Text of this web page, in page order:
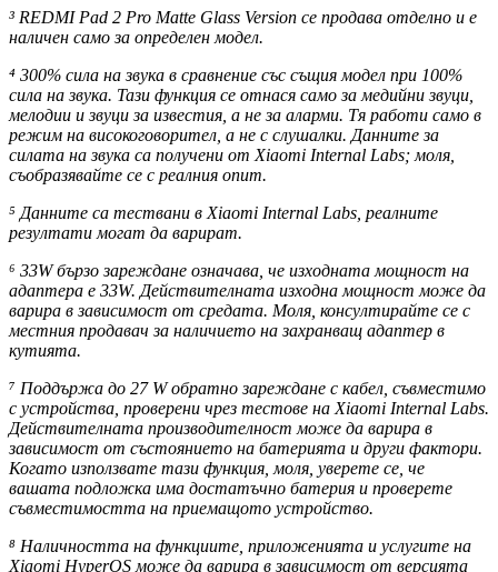
³ REDMI Pad 2 Pro Matte Glass Version се продава отделно и е
наличен само за определен модел.
⁴ 300% сила на звука в сравнение със същия модел при 100%
сила на звука. Тази функция се отнася само за медийни звуци,
мелодии и звуци за известия, а не за аларми. Тя работи само в
режим на високоговорител, а не с слушалки. Данните за
силата на звука са получени от Xiaomi Internal Labs; моля,
съобразявайте се с реалния опит.
⁵ Данните са тествани в Xiaomi Internal Labs, реалните
резултати могат да варират.
⁶ 33W бързо зареждане означава, че изходната мощност на
адаптера е 33W. Действителната изходна мощност може да
варира в зависимост от средата. Моля, консултирайте се с
местния продавач за наличието на захранващ адаптер в
кутията.
⁷ Поддържа до 27 W обратно зареждане с кабел, съвместимо
с устройства, проверени чрез тестове на Xiaomi Internal Labs.
Действителната производителност може да варира в
зависимост от състоянието на батерията и други фактори.
Когато използвате тази функция, моля, уверете се, че
вашата подложка има достатъчно батерия и проверете
съвместимостта на приемащото устройство.
⁸ Наличността на функциите, приложенията и услугите на
Xiaomi HyperOS може да варира в зависимост от версията